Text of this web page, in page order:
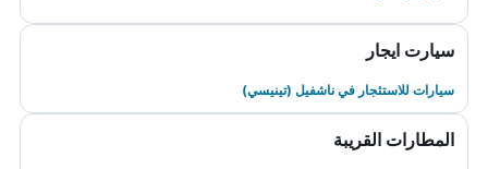
سيارت ايجار
سيارات للاستئجار في ناشفيل (تينيسي)
المطارات القريبة